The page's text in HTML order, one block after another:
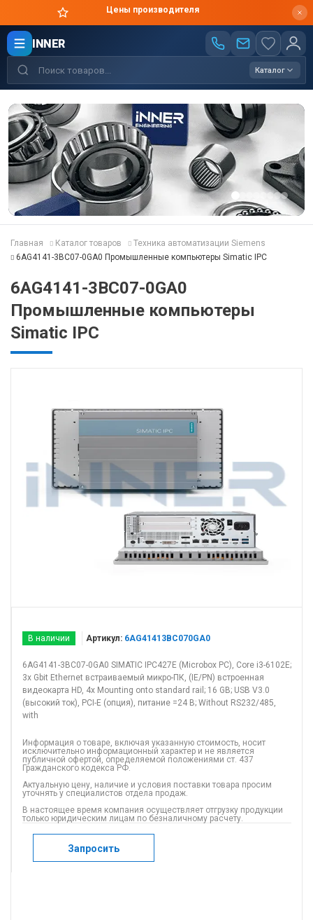
Цены производителя
INNER
Каталог
Главная Каталог товаров
Техника автоматизации Siemens
6AG4141-3BC07-0GA0 Промышленные компьютеры Simatic IPC
6AG4141-3BC07-0GA0
Промышленные компьютеры
Simatic IPC
В наличии Артикул: 6AG41413BC070GA0
6AG4141-3BC07-0GA0 SIMATIC IPC427E (Microbox PC), Core i3-6102E;
3x Gbit Ethernet встраиваемый микро-ПК, (IE/PN) встроенная
видеокарта HD, 4x Mounting onto standard rail; 16 GB; USB V3.0
(высокий ток), PCI-E (опция), питание =24 В; Without RS232/485,
with
Информация о товаре, включая указанную стоимость, носит
исключительно информационный характер и не является
публичной офертой, определяемой положениями ст. 437
Гражданского кодекса РФ.
Актуальную цену, наличие и условия поставки товара просим
уточнять у специалистов отдела продаж.
В настоящее время компания осуществляет отгрузку продукции
только юридическим лицам по безналичному расчету.
Запросить